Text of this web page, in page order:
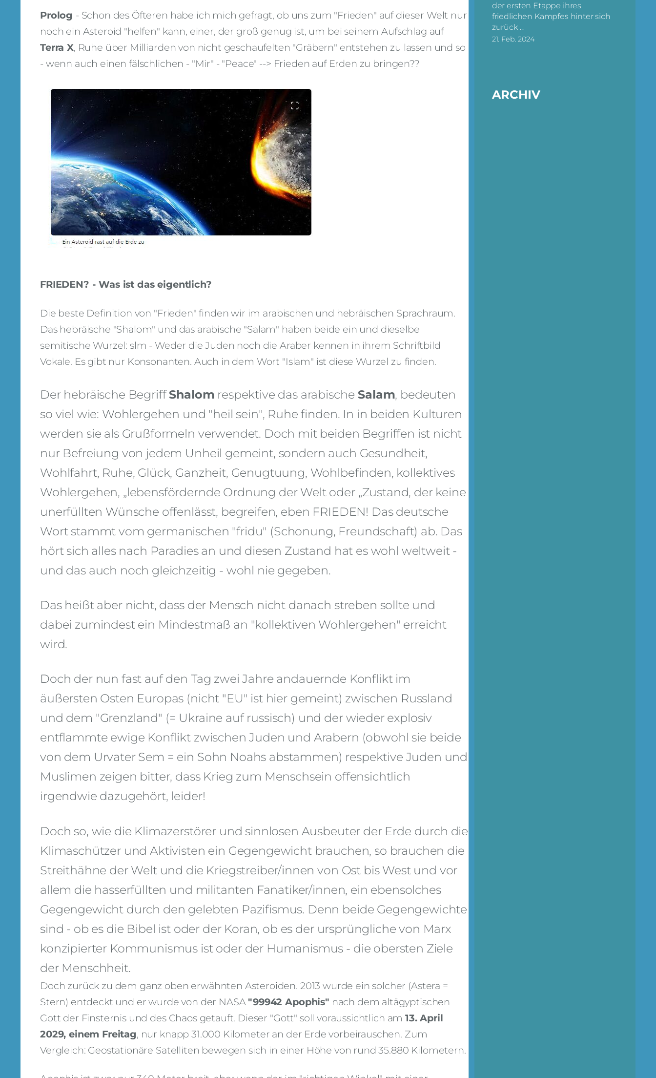
der ersten Etappe ihres
friedlichen Kampfes hinter sich
zurück ...
21. Feb. 2024
ARCHIV
Prolog - Schon des Öfteren habe ich mich gefragt, ob uns zum "Frieden" auf dieser Welt nur
noch ein Asteroid "helfen" kann, einer, der groß genug ist, um bei seinem Aufschlag auf
Terra X, Ruhe über Milliarden von nicht geschaufelten "Gräbern" entstehen zu lassen und so
- wenn auch einen fälschlichen - "Mir" - "Peace" --> Frieden auf Erden zu bringen??
FRIEDEN? - Was ist das eigentlich?
Die beste Definition von "Frieden" finden wir im arabischen und hebräischen Sprachraum.
Das hebräische "Shalom" und das arabische "Salam" haben beide ein und dieselbe
semitische Wurzel: slm - Weder die Juden noch die Araber kennen in ihrem Schriftbild
Vokale. Es gibt nur Konsonanten. Auch in dem Wort "Islam" ist diese Wurzel zu finden.
Der hebräische BegriffShalom respektive das arabische Salam, bedeuten
so viel wie: Wohlergehen und "heil sein", Ruhe finden. In in beiden Kulturen
werden sie als Grußformeln verwendet. Doch mit beiden Begriffen ist nicht
nur Befreiung von jedem Unheil gemeint, sondern auch Gesundheit,
Wohlfahrt, Ruhe, Glück, Ganzheit, Genugtuung, Wohlbefinden, kollektives
Wohlergehen, „lebensfördernde Ordnung der Welt oder „Zustand, der keine
unerfüllten Wünsche offenlässt, begreifen, eben FRIEDEN! Das deutsche
Wort stammt vom germanischen "fridu" (Schonung, Freundschaft) ab. Das
hört sich alles nach Paradies an und diesen Zustand hat es wohl weltweit -
und das auch noch gleichzeitig - wohl nie gegeben.
Das heißt aber nicht, dass der Mensch nicht danach streben sollte und
dabei zumindest ein Mindestmaß an "kollektiven Wohlergehen" erreicht
wird.
Doch der nun fast auf den Tag zwei Jahre andauernde Konflikt im
äußersten Osten Europas (nicht "EU" ist hier gemeint) zwischen Russland
und dem "Grenzland" (= Ukraine auf russisch) und der wieder explosiv
entflammte ewige Konflikt zwischen Juden und Arabern (obwohl sie beide
von dem Urvater Sem = ein Sohn Noahs abstammen) respektive Juden und
Muslimen zeigen bitter, dass Krieg zum Menschsein offensichtlich
irgendwie dazugehört, leider!
Doch so, wie die Klimazerstörer und sinnlosen Ausbeuter der Erde durch die
Klimaschützer und Aktivisten ein Gegengewicht brauchen, so brauchen die
Streithähne der Welt und die Kriegstreiber/innen von Ost bis West und vor
allem die hasserfüllten und militanten Fanatiker/innen, ein ebensolches
Gegengewicht durch den gelebten Pazifismus. Denn beide Gegengewichte
sind - ob es die Bibel ist oder der Koran, ob es der ursprüngliche von Marx
konzipierter Kommunismus ist oder der Humanismus - die obersten Ziele
der Menschheit.
Doch zurück zu dem ganz oben erwähnten Asteroiden. 2013 wurde ein solcher (Astera =
Stern) entdeckt und er wurde von der NASA "99942 Apophis" nach dem altägyptischen
Gott der Finsternis und des Chaos getauft. Dieser "Gott" soll voraussichtlich am13. April
2029, einem Freitag, nur knapp 31.000 Kilometer an der Erde vorbeirauschen. Zum
Vergleich: Geostationäre Satelliten bewegen sich in einer Höhe von rund 35.880 Kilometern.